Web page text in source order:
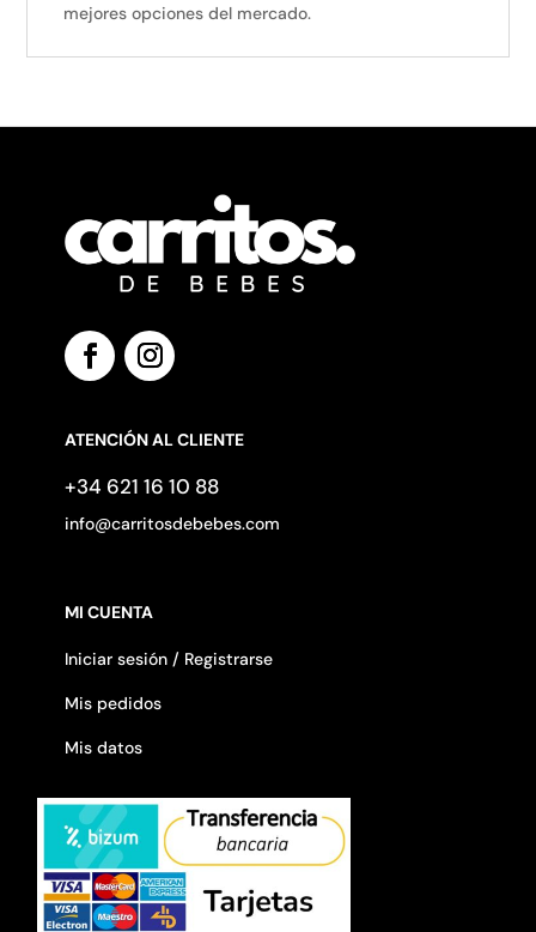
mejores opciones del mercado.
ATENCIÓN AL CLIENTE
+34 621 16 10 88
info@carritosdebebes.com
MI CUENTA
Iniciar sesión / Registrarse
Mis pedidos
Mis datos